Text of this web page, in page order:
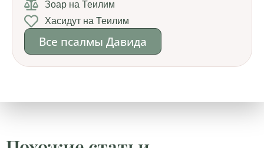
Зоар на Теилим
Хасидут на Теилим
Все псалмы Давида